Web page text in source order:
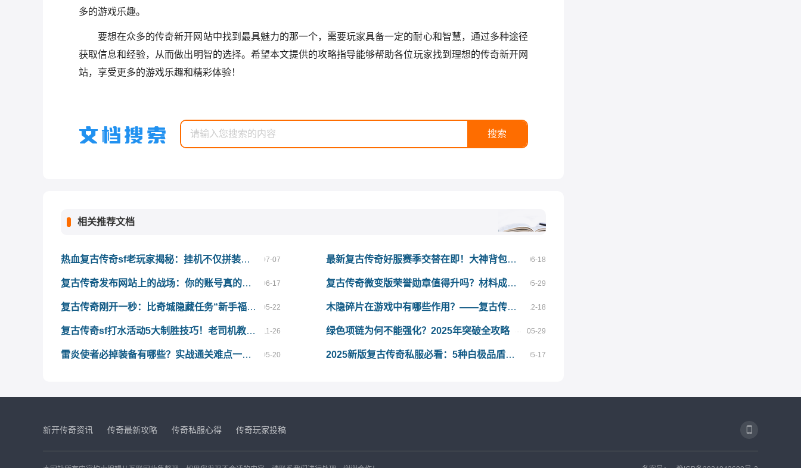
多的游戏乐趣。
要想在众多的传奇新开网站中找到最具魅力的那一个，需要玩家具备一定的耐心和智慧，通过多种途径
获取信息和经验，从而做出明智的选择。希望本文提供的攻略指导能够帮助各位玩家找到理想的传奇新开网
站，享受更多的游戏乐趣和精彩体验！
相关推荐文档
热血复古传奇sf老玩家揭秘：挂机不仅拼装备，更要懂这3条防封红线 07-07 最新复古传奇好服赛季交替在即！大神背包里从不丢弃的5样底牌道具 06-18
复古传奇发布网站上的战场：你的账号真的经得起考验吗？ 06-17 复古传奇微变版荣誉勋章值得升吗？材料成本与回报全面分析 05-29
复古传奇刚开一秒：比奇城隐藏任务“新手福利”领金币教程 05-22 木隐碎片在游戏中有哪些作用？——复古传奇发布网玩家必看攻略 12-18
复古传奇sf打水活动5大制胜技巧！老司机教你轻松搬空奖励池 11-26 绿色项链为何不能强化？2025年突破全攻略 05-29
雷炎使者必掉装备有哪些？实战通关难点一网打尽！ 05-20 2025新版复古传奇私服必看：5种白极品盾牌全攻略 05-17
新开传奇资讯 传奇最新攻略 传奇私服心得 传奇玩家投稿